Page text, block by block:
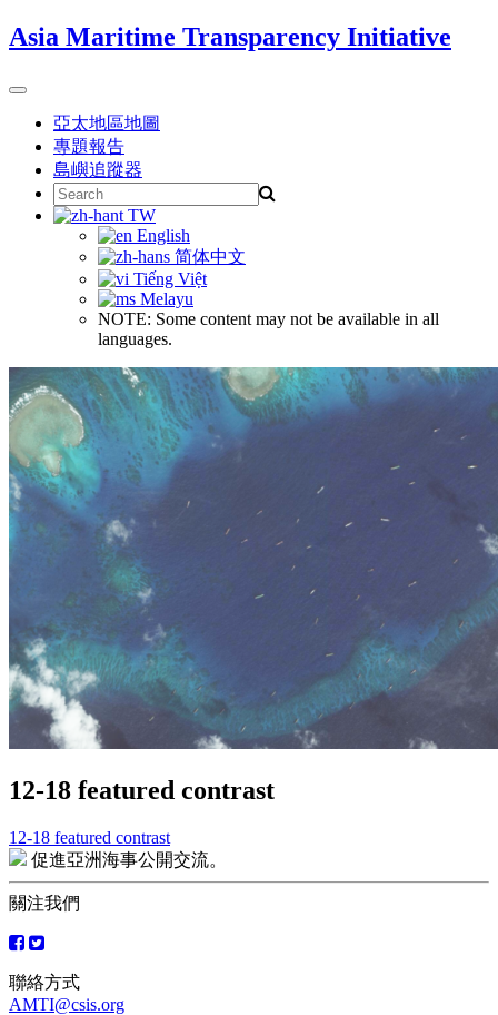
Skip
to
Asia Maritime Transparency Initiative
Toggle
navigation亞太地區地圖
專題報告
島嶼追蹤器
Search
for:
TW
English
简体中文
Tiếng Việt
Melayu
NOTE: Some content may not be available in all
languages.
12-18 featured contrast
文
章
導
覽
12-18 featured contrast
促進亞洲海事公開交流。
關注我們
聯絡方式
AMTI@csis.org